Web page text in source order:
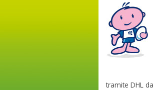
tramite DHL